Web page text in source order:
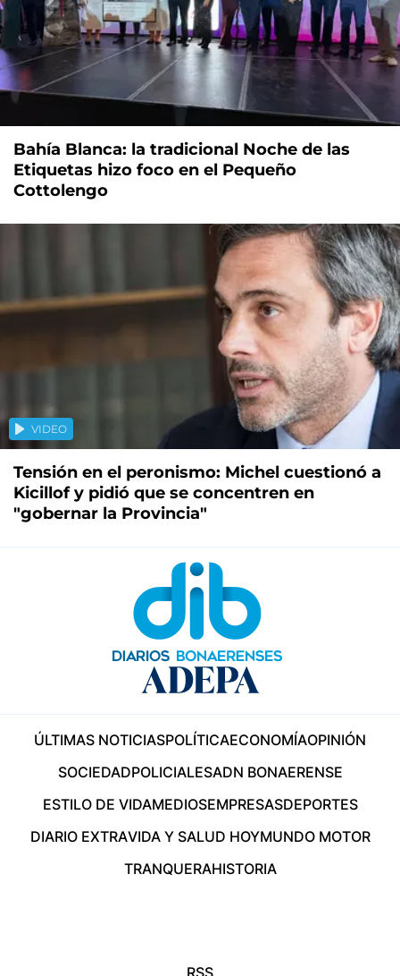
Bahía Blanca: la tradicional Noche de las
Etiquetas hizo foco en el Pequeño
Cottolengo
VIDEO
Tensión en el peronismo: Michel cuestionó a
Kicillof y pidió que se concentren en
"gobernar la Provincia"
ÚLTIMAS NOTICIASPOLÍTICAECONOMÍAOPINIÓN
SOCIEDADPOLICIALESADN BONAERENSE
ESTILO DE VIDAMEDIOSEMPRESASDEPORTES
DIARIO EXTRAVIDA Y SALUD HOYMUNDO MOTOR
TRANQUERAHISTORIA